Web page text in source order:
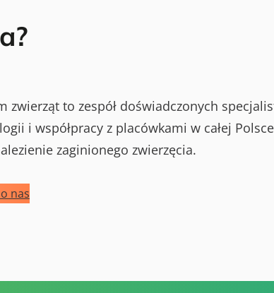
zwierząt to zespół doświadczonych
i współpracy z placówkami w całej
zaginionego zwierzęcia.
nas